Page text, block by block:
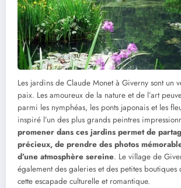
Les jardins de Claude Monet à Giverny sont un
paix. Les amoureux de la nature et de l’art
parmi les nymphéas, les ponts japonais et les
inspiré l’un des plus grands peintres
promener dans ces jardins permet de
précieux, de prendre des photos
d’une atmosphère sereine. Le village de
également des galeries et des petites boutiques
cette escapade culturelle et romantique.